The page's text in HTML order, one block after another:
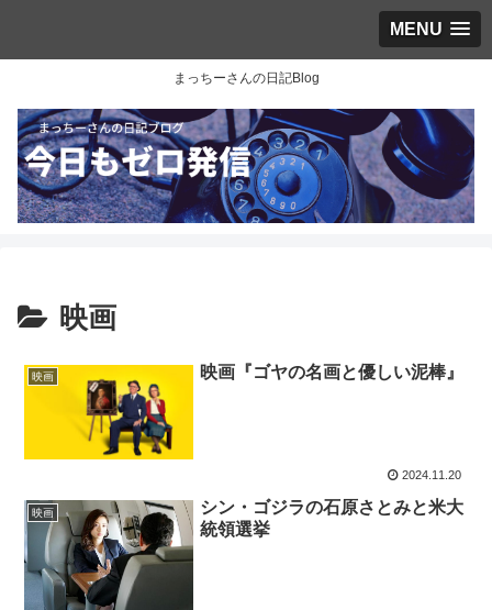
MENU
まっちーさんの日記Blog
映画
映画 映画『ゴヤの名画と優しい泥棒』
2024.11.20
映画
シン・ゴジラの石原さとみと米大
統領選挙